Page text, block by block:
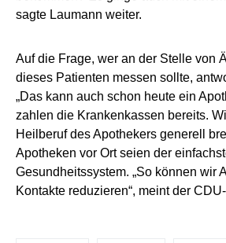
sagte Laumann weiter.
Auf die Frage, wer an der Stelle von
dieses Patienten messen sollte,
„Das kann auch schon heute ein
zahlen die Krankenkassen bereits.
Heilberuf des Apothekers generell
Apotheken vor Ort seien der
Gesundheitssystem. „So können wir
Kontakte reduzieren“, meint der